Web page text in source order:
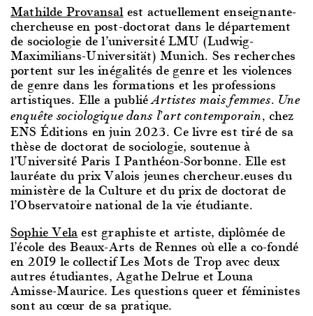
Mathilde Provansalest actuellement enseignante-
chercheuse en post-doctorat dans le département
de sociologie de l’université LMU (Ludwig-
Maximilians-Universität) Munich. Ses recherches
portent sur les inégalités de genre et les violences
de genre dans les formations et les professions
artistiques. Elle a publiéArtistes mais femmes. Une
enquête sociologique dans l’art contemporain, chez
ENS Éditions en juin 2023. Ce livre est tiré de sa
thèse de doctorat de sociologie, soutenue à
l’Université Paris 1 Panthéon-Sorbonne. Elle est
lauréate du prix Valois jeunes chercheur.euses du
ministère de la Culture et du prix de doctorat de
l’Observatoire national de la vie étudiante.
Sophie Velaest graphiste et artiste, diplômée de
l’école des Beaux-Arts de Rennes où elle a co-fondé
en 2019 le collectif Les Mots de Trop avec deux
autres étudiantes, Agathe Delrue et Louna
Amisse-Maurice. Les questions queer et féministes
sont au cœur de sa pratique.